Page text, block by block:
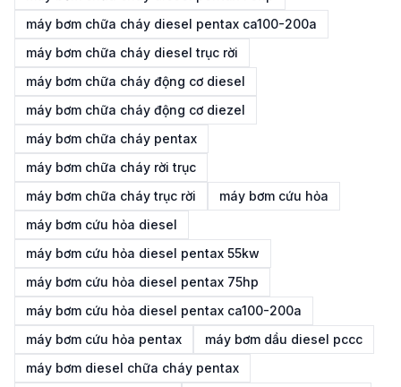
máy bơm chữa cháy diesel pentax ca100-200a
máy bơm chữa cháy diesel trục rời
máy bơm chữa cháy động cơ diesel
máy bơm chữa cháy động cơ diezel
máy bơm chữa cháy pentax
máy bơm chữa cháy rời trục
máy bơm chữa cháy trục rời
máy bơm cứu hỏa
máy bơm cứu hỏa diesel
máy bơm cứu hỏa diesel pentax 55kw
máy bơm cứu hỏa diesel pentax 75hp
máy bơm cứu hỏa diesel pentax ca100-200a
máy bơm cứu hỏa pentax
máy bơm dầu diesel pccc
máy bơm diesel chữa cháy pentax